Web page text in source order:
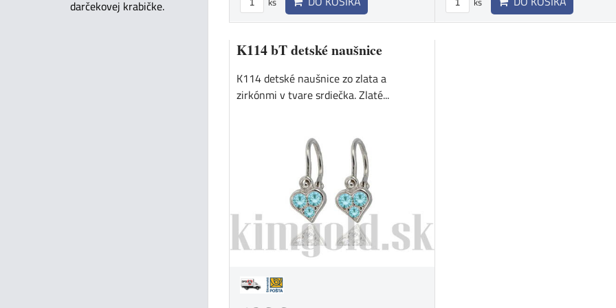
K114 bT detské naušnice
K114 detské naušnice zo zlata a
zirkónmi v tvare srdiečka. Zlaté...
darčekovej krabičke.